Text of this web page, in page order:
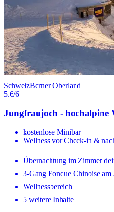
SchweizBerner Oberland
5.6/6
Jungfraujoch - hochalpine
kostenlose Minibar
Wellness vor Check-in &
Übernachtung im Zimmer
3-Gang Fondue Chinoise am
Wellnessbereich
5 weitere Inhalte